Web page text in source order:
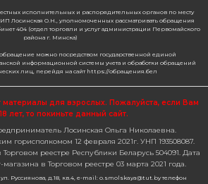
исполнительных и распорядительных органов по месту
ИП Лосинская О.Н., уполномоченных рассматривать обращения
404 (отдел торговли и услуг администрации Первомайского
района г. Минска)
можно посредством государственной единой
информационной системы учета и обработки обращений
лиц, перейдя на сайт https://обращения.бел
материалы для взрослых. Пожалуйста, если Вам
лет, то покиньте данный сайт.
Лосинская Ольга Николаевна.
горисполкомом 12 февраля 2021г. УНП 193508087.
реестре Республики Беларусь 504091. Дата
в Торговом реестре 03 марта 2021 года.
Руссиянова, д.18, кв.4, e-mail: o.smolskaya@tut.by телефон